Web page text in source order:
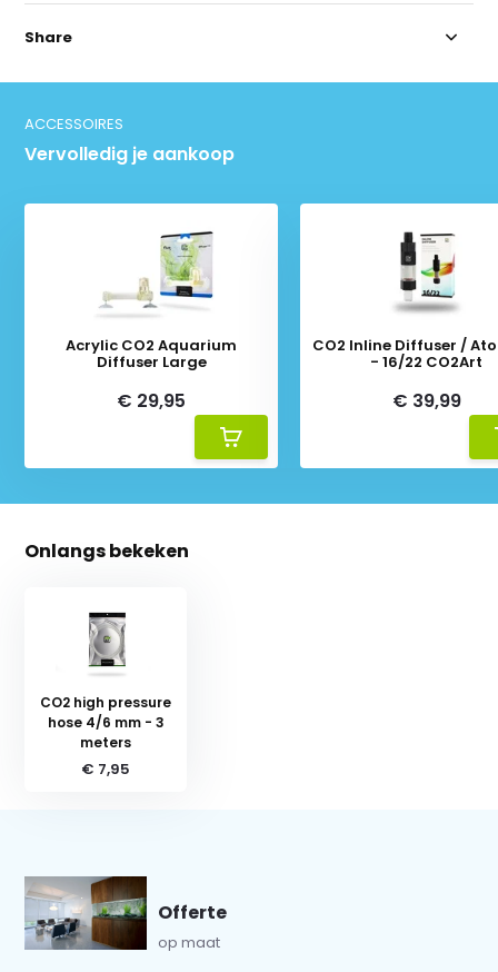
Share
ACCESSOIRES
Vervolledig je aankoop
Acrylic CO2 Aquarium
Diffuser Large
€ 29,95
CO2 Inline Diffuser /
- 16/22 CO2Art
€ 39,99
Onlangs bekeken
CO2 high pressure
hose 4/6 mm - 3
meters
€ 7,95
Offerte
op maat